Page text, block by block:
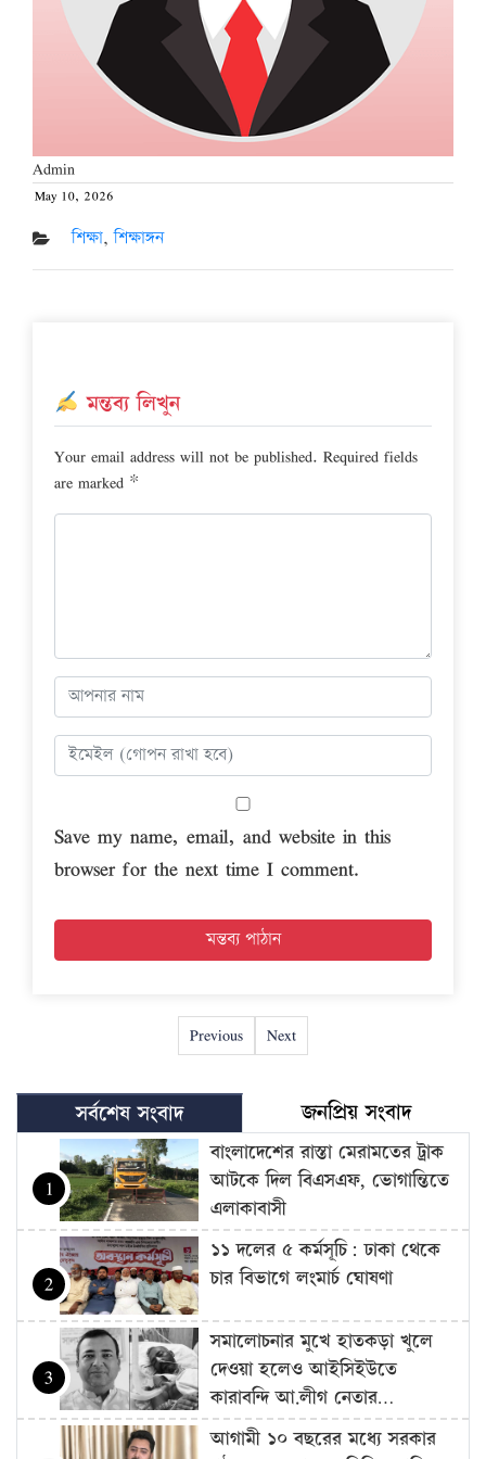
Admin
Posted
on
May 10, 2026
শিক্ষা,শিক্ষাঙ্গন
মন্তব্য লিখুন
Your email address will not be published. Required fields
are marked *
Save my name, email, and website in this
browser for the next time I comment.
Previous Next
সর্বশেষ সংবাদ জনপ্রিয় সংবাদ
1
বাংলাদেশের রাস্তা মেরামতের ট্রাক
আটকে দিল বিএসএফ, ভোগান্তিতে
এলাকাবাসী
2
১১ দলের ৫ কর্মসূচি: ঢাকা থেকে
চার বিভাগে লংমার্চ ঘোষণা
3
সমালোচনার মুখে হাতকড়া খুলে
দেওয়া হলেও আইসিইউতে
কারাবন্দি আ.লীগ নেতার…
আগামী ১০ বছরের মধ্যে সরকার